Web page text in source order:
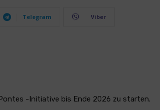
Telegram Viber
-Initiative bis Ende 2026 zu starten.